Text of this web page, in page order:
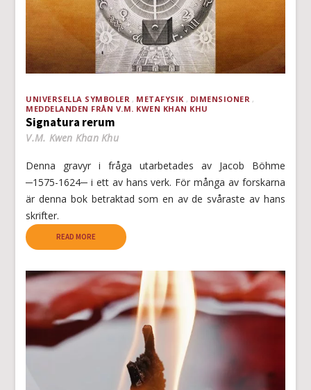
UNIVERSELLA SYMBOLER METAFYSIK
DIMENSIONER
MEDDELANDEN FRÅN V.M. KWEN KHAN KHU
Signatura rerum
V.M. Kwen Khan Khu
Denna gravyr i fråga utarbetades av Jacob Böhme
─1575-1624─ i ett av hans verk. För många av forskarna
är denna bok betraktad som en av de svåraste av hans
skrifter.
READ MORE